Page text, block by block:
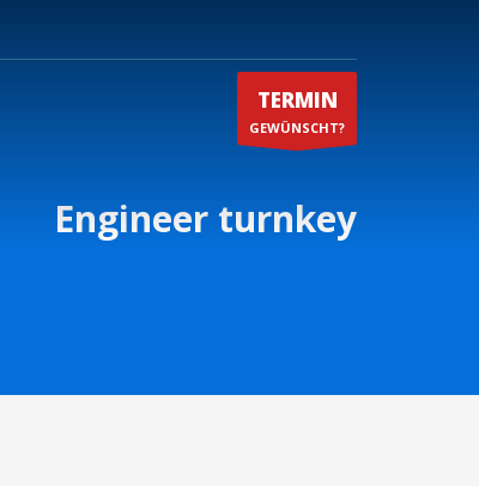
TERMIN
GEWÜNSCHT?
Engineer turnkey